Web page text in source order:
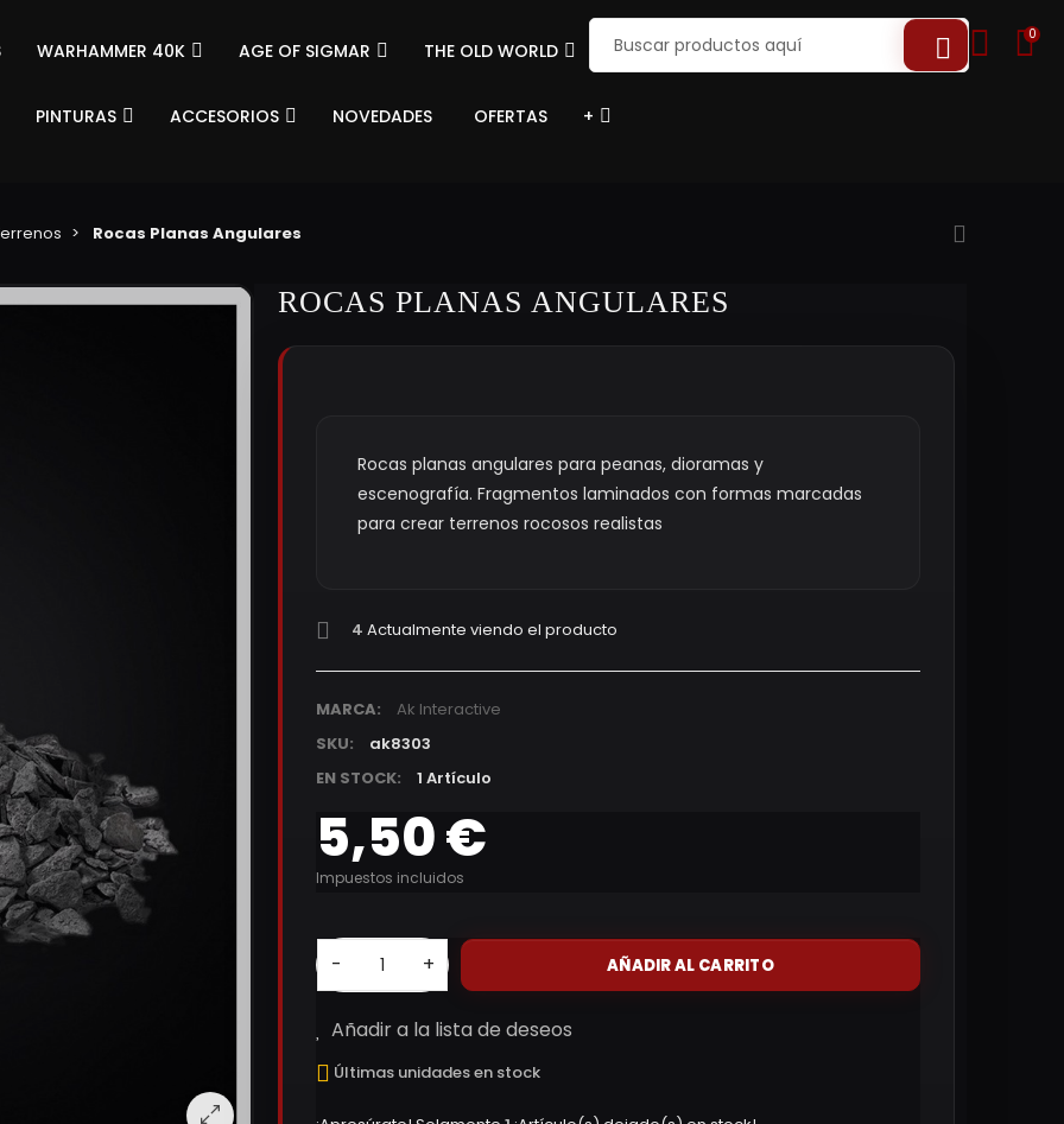
WARHAMMER 40K AGE OF SIGMAR THE OLD WORLD
PINTURAS ACCESORIOS NOVEDADES OFERTAS +
0
Rocas Planas Angulares
ROCAS PLANAS ANGULARES
Rocas planas angulares para peanas, dioramas y
escenografía. Fragmentos laminados con formas marcadas
para crear terrenos rocosos realistas
4 Actualmente viendo el producto
MARCA:
Ak Interactive
SKU:
ak8303
EN STOCK:
1 Artículo
5,50 €
Impuestos incluidos
- + AÑADIR AL CARRITO
Añadir a la lista de deseos
Últimas unidades en stock